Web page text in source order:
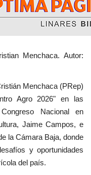
Menchaca. Autor:
(PRep)
Agro 2026" en las
Nacional en
Jaime Campos, e
la Cámara Baja, donde
y oportunidades
del país.